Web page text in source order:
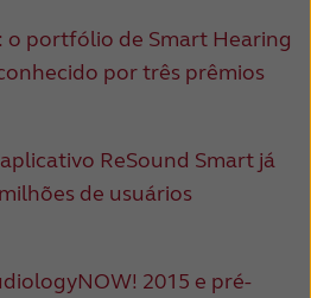
o portfólio de Smart Hearing
por três prêmios
ReSound Smart já
de usuários
2015 e pré-